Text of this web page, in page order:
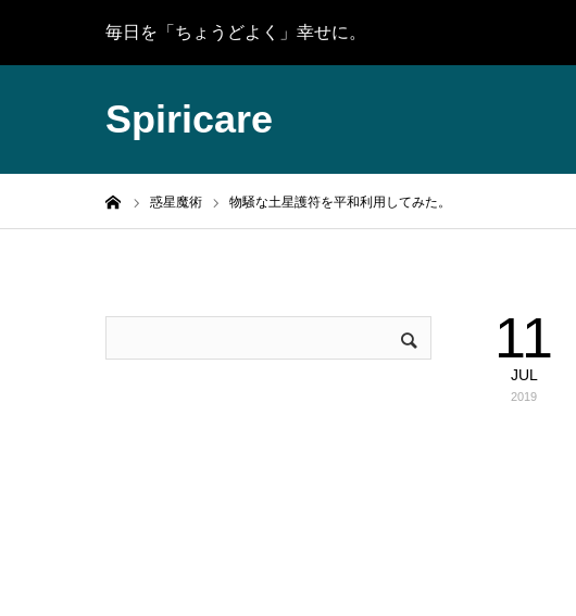
毎日を「ちょうどよく」幸せに。
Spiricare
惑星魔術 物騒な土星護符を平和利用してみた。
11
JUL
2019